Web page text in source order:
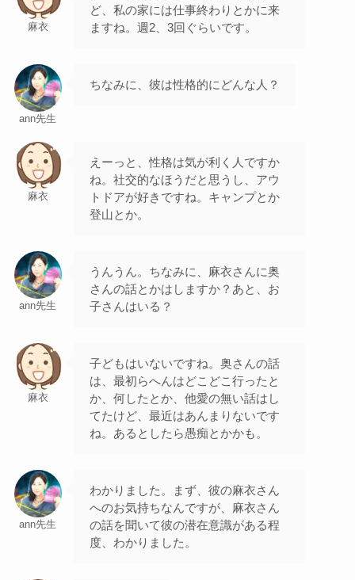
麻衣
ど、私の家には仕事終わりとかに来
ますね。週2、3回ぐらいです。
ann先生
ちなみに、彼は性格的にどんな人？
麻衣
えーっと、性格は気が利く人ですか
ね。社交的なほうだと思うし、アウ
トドアが好きですね。キャンプとか
登山とか。
ann先生
うんうん。ちなみに、麻衣さんに奥
さんの話とかはしますか？あと、お
子さんはいる？
麻衣
子どもはいないですね。奥さんの話
は、最初らへんはどこどこ行ったと
か、何したとか、他愛の無い話はし
てたけど、最近はあんまりないです
ね。あるとしたら愚痴とかかも。
ann先生
わかりました。まず、彼の麻衣さん
へのお気持ちなんですが、麻衣さん
の話を聞いて彼の潜在意識がある程
度、わかりました。